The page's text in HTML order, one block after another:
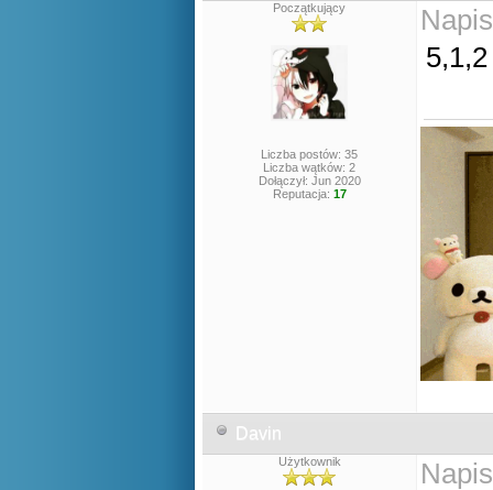
Początkujący
Liczba postów: 35
Liczba wątków: 2
Dołączył: Jun 2020
Reputacja: 17
Davin
Użytkownik